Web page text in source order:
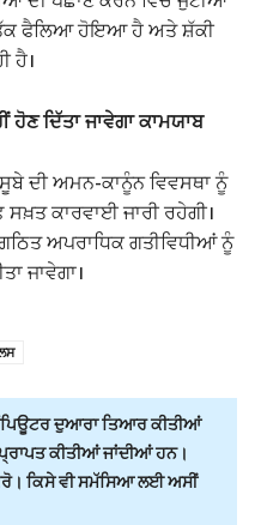
ਫੈਲਿਆ ਹੋਇਆ ਹੈ ਅਤੇ ਸ਼ੱਕੀ
ਹੈ।
ਦਿੱਤਾ ਜਾਵੇਗਾ ਕਾਮਯਾਬ
ਦੀ ਅਮਨ-ਕਾਨੂੰਨ ਵਿਵਸਥਾ ਨੂੰ
ਕਾਰਵਾਈ ਜਾਰੀ ਰਹੇਗੀ।
ਅਪਰਾਧਿਕ ਗਤੀਵਿਧੀਆਂ ਨੂੰ
ਜਾਵੇਗਾ।
ਦੁਆਰਾ ਤਿਆਰ ਕੀਤੀਆਂ
ਕੀਤੀਆਂ ਜਾਂਦੀਆਂ ਹਨ।
ਕਿਸੇ ਵੀ ਸਮੱਸਿਆ ਲਈ ਅਸੀਂ